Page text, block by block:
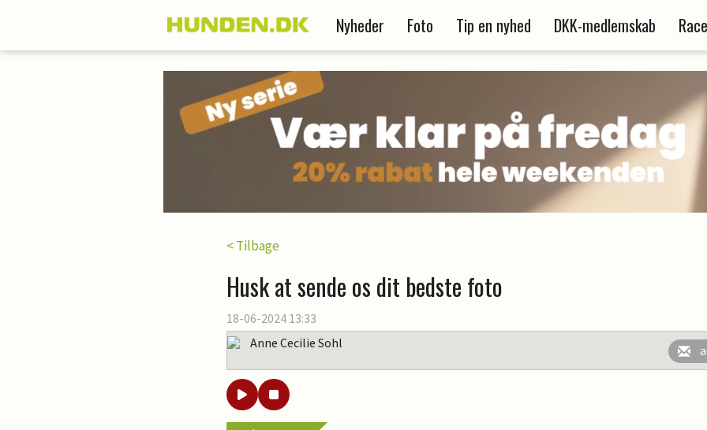
Nyheder Foto Tip en nyhed DKK-medlemskab
< Tilbage
Husk at sende os dit bedste foto
18-06-2024 13:33
Anne Cecilie Sohl